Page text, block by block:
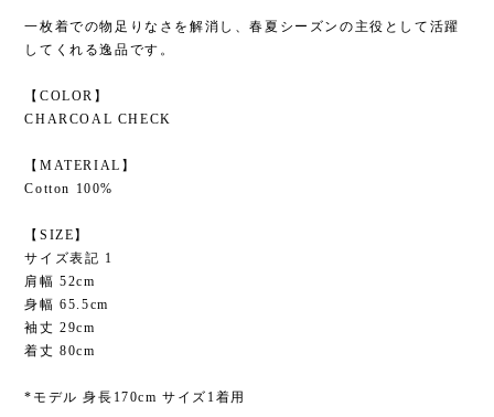
一枚着での物足りなさを解消し、春夏シーズンの主役として活躍
してくれる逸品です。
【COLOR】
CHARCOAL CHECK
【MATERIAL】
Cotton 100%
【SIZE】
サイズ表記 1
肩幅 52cm
身幅 65.5cm
袖丈 29cm
着丈 80cm
*モデル 身長170cm サイズ1着用